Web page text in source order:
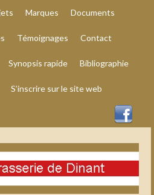
Marques Documents
Témoignages Contact
Synopsis rapide Bibliographie
S’inscrire sur le site web